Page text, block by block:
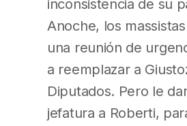
inconsistencia de su
Anoche, los
una reunión de
a reemplazar a
Diputados. Pero le
jefatura a Roberti,